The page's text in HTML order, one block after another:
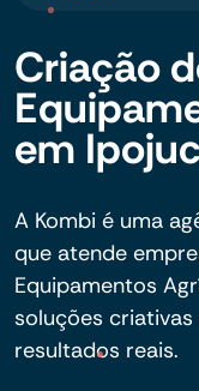
Criação
em
A Kombi é uma
que atende
Equipamentos
soluções
resultados reais.